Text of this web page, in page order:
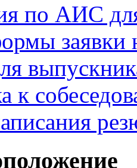
по АИС
заявки
к